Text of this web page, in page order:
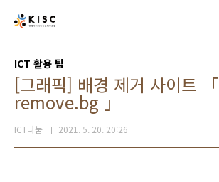
ICT 활용 팁
[그래픽] 배경 제거 사이트 「
remove.bg 」
ICT나눔 2021. 5. 20. 20:26